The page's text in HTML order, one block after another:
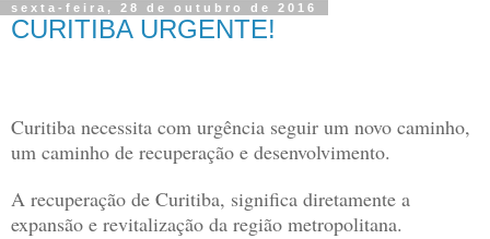
sexta-feira, 28 de outubro de 2016
CURITIBA URGENTE!
Curitiba necessita com urgência seguir um novo caminho,
um caminho de recuperação e desenvolvimento.
A recuperação de Curitiba, significa diretamente a
expansão e revitalização da região metropolitana.